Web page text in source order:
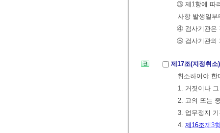
③ 제1항에 따
사항 발생일
④ 검사기관은
⑤ 검사기관의
제17조(지정취
취소하여야 한
1. 거짓이나
2. 고의 또는
3. 업무정지
4. 제16조제3